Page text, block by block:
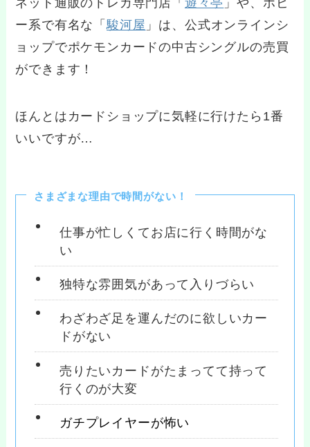
ー系で有名な「駿河屋 」は、公式オンラインシ
ョップでポケモンカードの中古シングルの売買
ができます！
ほんとはカードショップに気軽に行けたら1番
いいですが…
さまざまな理由で時間がない！
仕事が忙しくてお店に行く時間がな
い
独特な雰囲気があって入りづらい
わざわざ足を運んだのに欲しいカー
ドがない
売りたいカードがたまってて持って
行くのが大変
ガチプレイヤーが怖い